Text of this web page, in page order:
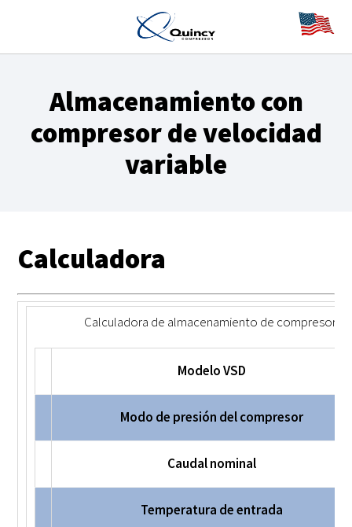
Almacenamiento con
compresor de velocidad
variable
Calculadora
Calculadora de almacenamiento de compresor
Modelo VSD
Modo de presión del compresor
Caudal nominal
Temperatura de entrada